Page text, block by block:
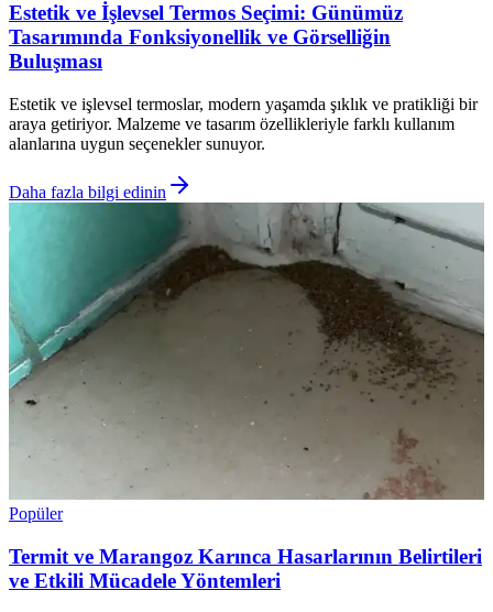
Estetik ve İşlevsel Termos Seçimi: Günümüz
Tasarımında Fonksiyonellik ve Görselliğin
Buluşması
Estetik ve işlevsel termoslar, modern yaşamda şıklık ve pratikliği bir
araya getiriyor. Malzeme ve tasarım özellikleriyle farklı kullanım
alanlarına uygun seçenekler sunuyor.
Daha fazla bilgi edinin
Popüler
Termit ve Marangoz Karınca Hasarlarının Belirtileri
ve Etkili Mücadele Yöntemleri